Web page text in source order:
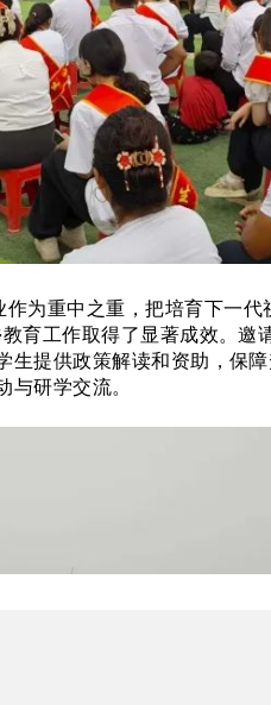
为重中之重，把培育下一代
育工作取得了显著成效。邀
提供政策解读和资助，保障
与研学交流。